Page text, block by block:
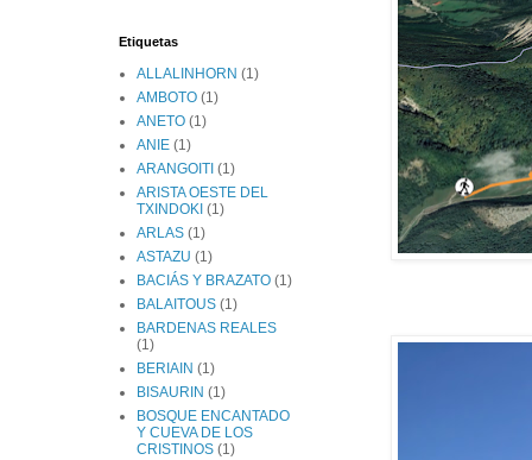
Etiquetas
ALLALINHORN (1)
AMBOTO (1)
ANETO (1)
ANIE (1)
ARANGOITI (1)
ARISTA OESTE DEL
TXINDOKI (1)
ARLAS (1)
ASTAZU (1)
BACIÁS Y BRAZATO (1)
BALAITOUS (1)
BARDENAS REALES
(1)
BERIAIN (1)
BISAURIN (1)
BOSQUE ENCANTADO
Y CUEVA DE LOS
CRISTINOS (1)